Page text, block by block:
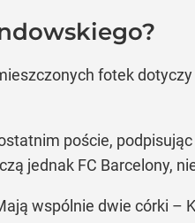
fotek dotyczy
poście,
jednak FC Barcelony,
wspólnie dwie córki –